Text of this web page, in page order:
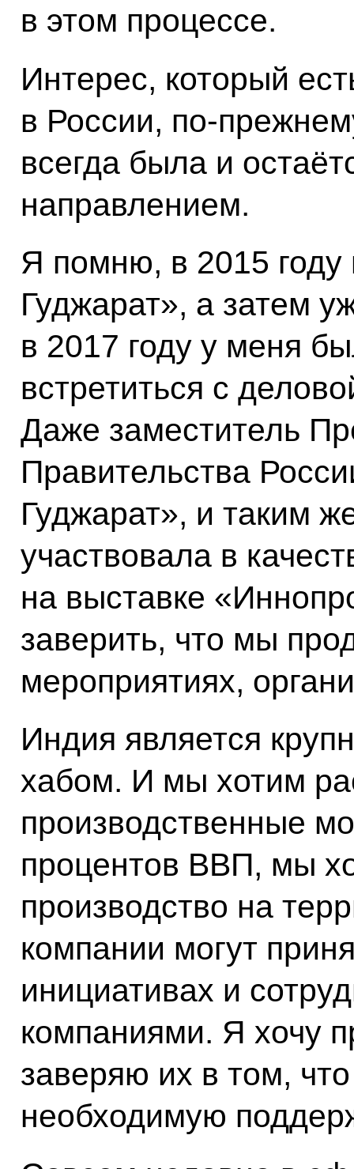
в этом процессе.
Интерес, который
в России, по-
всегда была и
направлением.
Я помню, в 2015
Гуджарат», а затем
в 2017 году у меня
встретиться с
Даже заместитель
Правительства
Гуджарат», и таким
участвовала в
на выставке
заверить, что мы
мероприятиях,
Индия является
хабом. И мы хотим
производственные
процентов ВВП, мы
производство на
компании могут
инициативах и
компаниями. Я хочу
заверяю их в том,
необходимую